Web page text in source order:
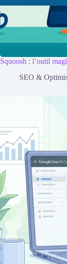
Squoosh : l’outil
SEO &